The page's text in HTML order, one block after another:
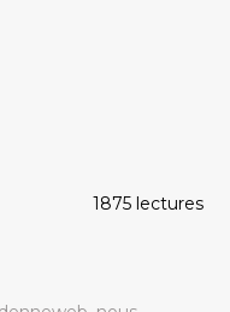
1875 lectures